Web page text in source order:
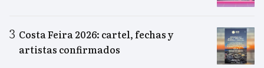
Costa Feira 2026: cartel, fechas y
artistas confirmados